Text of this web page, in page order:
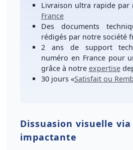
Livraison ultra rapidepar
France
Des documents
rédigés par notre société
2 ans de support
numéro en Francepour
grâce à notre expertise
30 jours «Satisfait ou
Dissuasion visuelle
impactante